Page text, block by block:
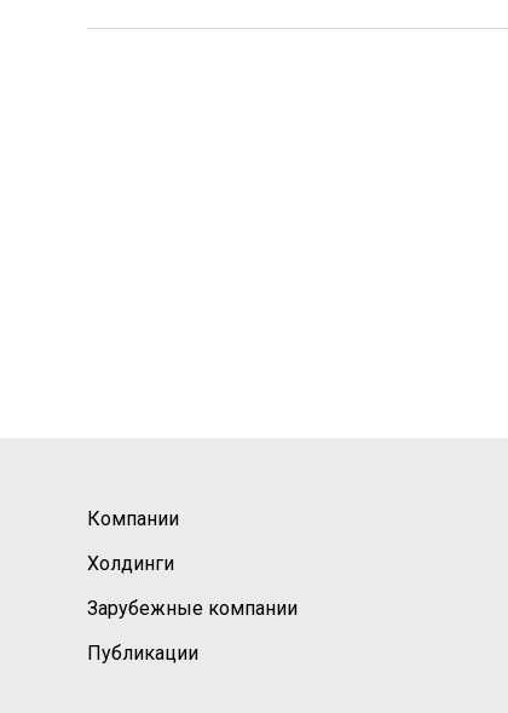
Компании
Холдинги
Зарубежные компании
Публикации